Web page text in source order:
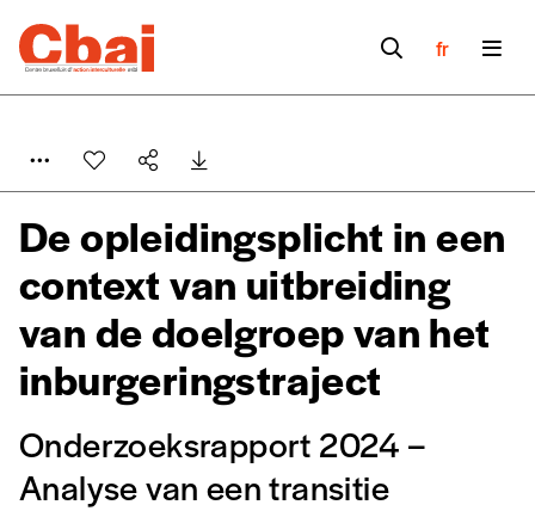
fr
De opleidingsplicht in een
context van uitbreiding
van de doelgroep van het
inburgeringstraject
Onderzoeksrapport 2024 –
Analyse van een transitie